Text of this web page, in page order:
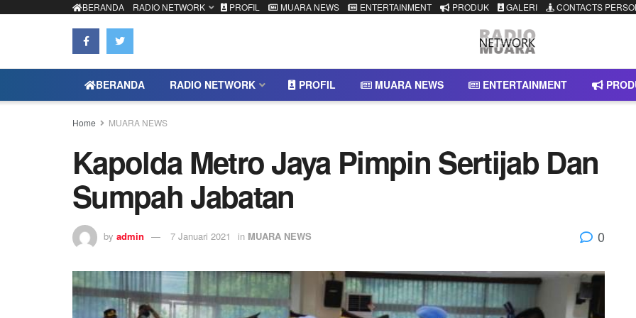
BERANDA RADIO NETWORK PROFIL MUARA NEWS ENTERTAINMENT PRODUK GALERI CONTACTS
BERANDA RADIO NETWORK PROFIL MUARA NEWS ENTERTAINMENT
Home MUARA NEWS
Kapolda Metro Jaya Pimpin Sertijab Dan
Sumpah Jabatan
by admin 7 Januari 2021 in MUARA NEWS 0